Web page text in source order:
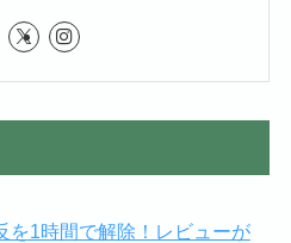
を1時間で解除！レビューが